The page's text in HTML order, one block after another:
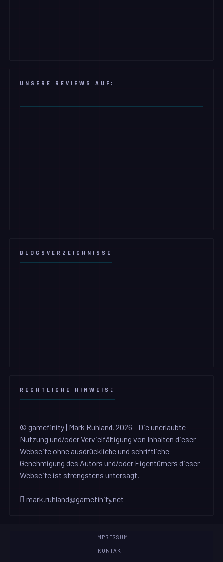
UNSERE REVIEWS AUF:
BLOGSVERZEICHNISSE
RECHTLICHE HINWEISE
© gamefinity | Mark Ruhland, 2026 - Die unerlaubte
Nutzung und/oder Vervielfältigung von Inhalten dieser
Webseite ohne ausdrückliche und schriftliche
Genehmigung des Autors und/oder Eigentümers dieser
Webseite ist strengstens untersagt.
mark.ruhland@gamefinity.net
IMPRESSUM
KONTAKT